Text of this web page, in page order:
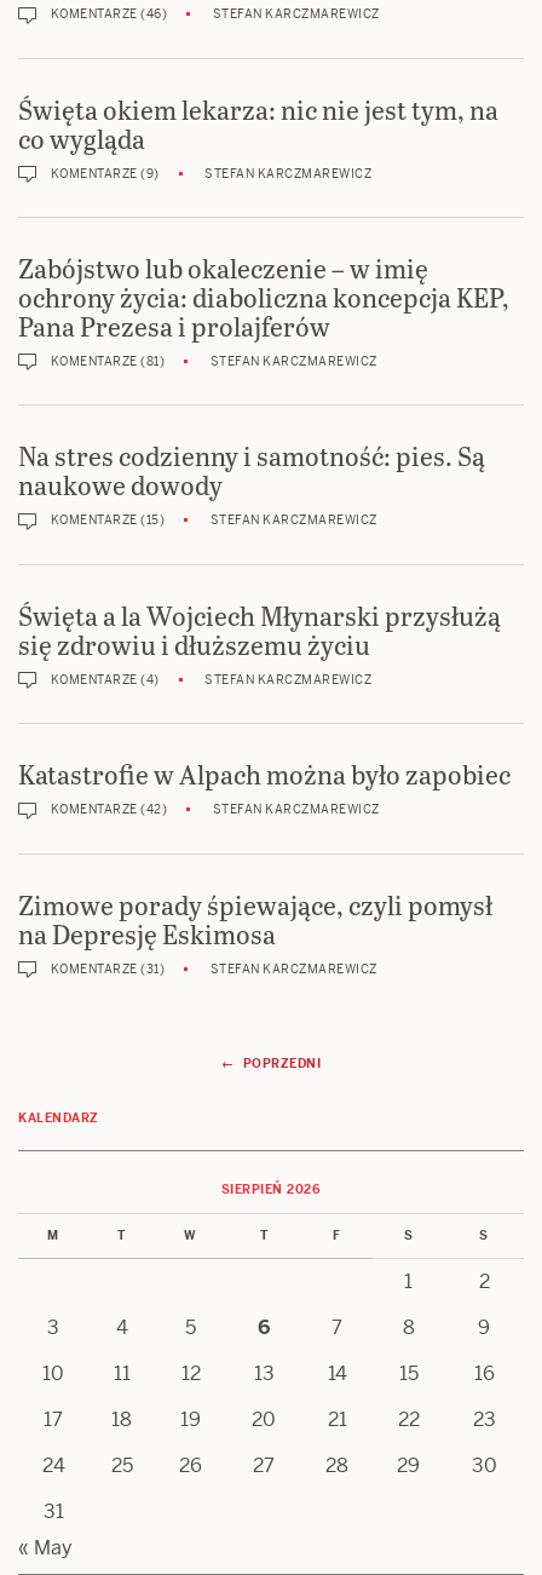
KOMENTARZE (46) STEFAN KARCZMAREWICZ
Święta okiem lekarza: nic nie jest tym, na
co wygląda
KOMENTARZE (9) STEFAN KARCZMAREWICZ
Zabójstwo lub okaleczenie – w imię
ochrony życia: diaboliczna koncepcja KEP,
Pana Prezesa i prolajferów
KOMENTARZE (81) STEFAN KARCZMAREWICZ
Na stres codzienny i samotność: pies. Są
naukowe dowody
KOMENTARZE (15) STEFAN KARCZMAREWICZ
Święta a la Wojciech Młynarski przysłużą
się zdrowiu i dłuższemu życiu
KOMENTARZE (4) STEFAN KARCZMAREWICZ
Katastrofie w Alpach można było zapobiec
KOMENTARZE (42) STEFAN KARCZMAREWICZ
Zimowe porady śpiewające, czyli pomysł
na Depresję Eskimosa
KOMENTARZE (31) STEFAN KARCZMAREWICZ
wpisów
← POPRZEDNI
KALENDARZ
SIERPIEŃ 2026
M T W T F S S
1
2
3
4 5 6 7 8
9
10
11 12 13 14 15
16
17
18 19 20 21 22
23
24
25 26 27 28 29
30
31
« May